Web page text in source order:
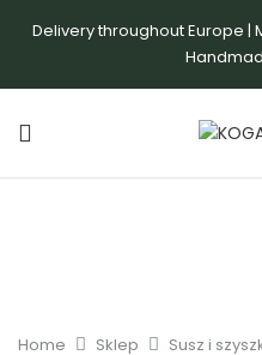
Delivery throughout Europe |
Home Sklep Susz i